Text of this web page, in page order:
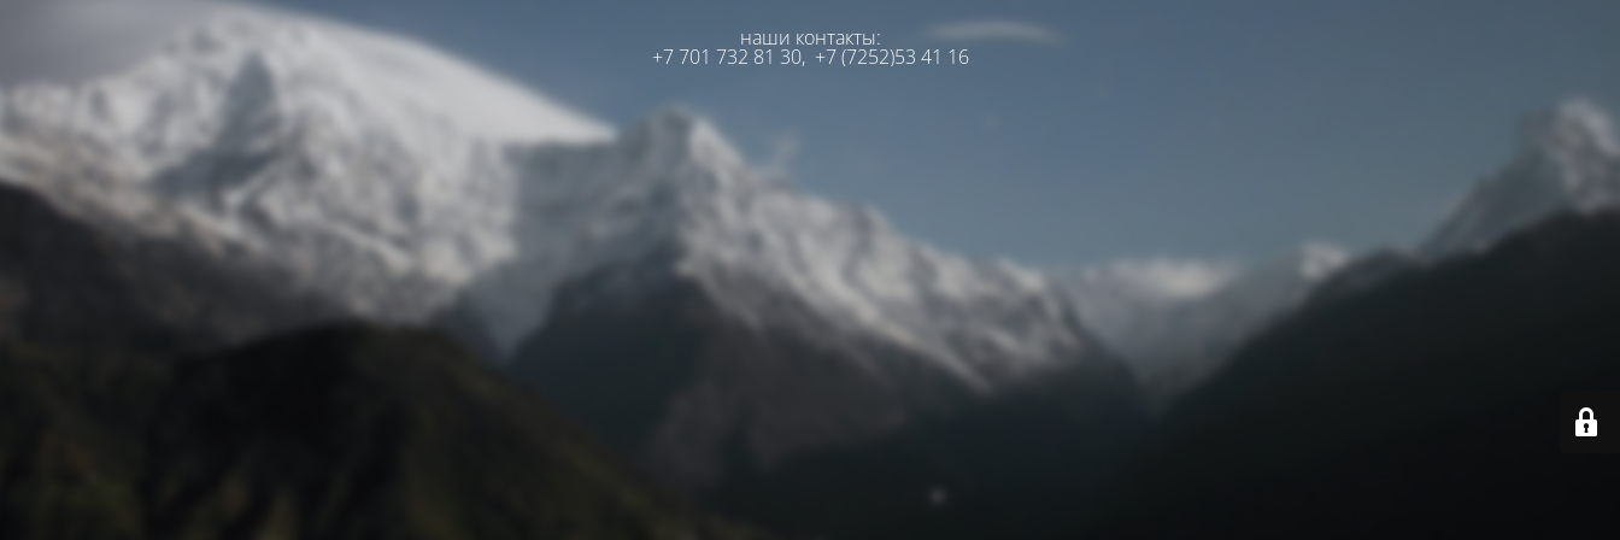
наши контакты:
+7 701 732 81 30, +7 (7252)53 41 16